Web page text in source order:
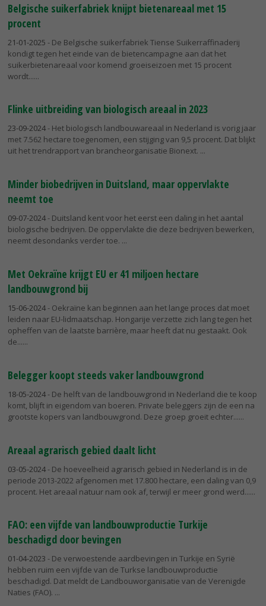
Belgische suikerfabriek knijpt bietenareaal met 15
procent
21-01-2025 - De Belgische suikerfabriek Tiense Suikerraffinaderij
kondigt tegen het einde van de bietencampagne aan dat het
suikerbietenareaal voor komend groeiseizoen met 15 procent
wordt...
Flinke uitbreiding van biologisch areaal in 2023
23-09-2024- Het biologisch landbouwareaal in Nederland is vorig jaar
met 7.562 hectare toegenomen, een stijging van 9,5 procent. Dat blijkt
uit het trendrapport van brancheorganisatie Bionext.
Minder biobedrijven in Duitsland, maar oppervlakte
neemt toe
09-07-2024- Duitsland kent voor het eerst een daling in het aantal
biologische bedrijven. De oppervlakte die deze bedrijven bewerken,
neemt desondanks verder toe.
Met Oekraïne krijgt EU er 41 miljoen hectare
landbouwgrond bij
15-06-2024- Oekraïne kan beginnen aan het lange proces dat moet
leiden naar EU-lidmaatschap. Hongarije verzette zich lang tegen het
opheffen van de laatste barrière, maar heeft dat nu gestaakt. Ook
de...
Belegger koopt steeds vaker landbouwgrond
18-05-2024- De helft van de landbouwgrond in Nederland die te koop
komt, blijft in eigendom van boeren. Private beleggers zijn de een na
grootste kopers van landbouwgrond. Deze groep groeit echter...
Areaal agrarisch gebied daalt licht
03-05-2024- De hoeveelheid agrarisch gebied in Nederland is in de
periode 2013-2022 afgenomen met 17.800 hectare, een daling van 0,9
procent. Het areaal natuur nam ook af, terwijl er meer grond werd...
FAO: een vijfde van landbouwproductie Turkije
beschadigd door bevingen
01-04-2023 - De verwoestende aardbevingen in Turkije en Syrië
hebben ruim een vijfde van de Turkse landbouwproductie
beschadigd. Dat meldt de Landbouworganisatie van de Verenigde
Naties (FAO).